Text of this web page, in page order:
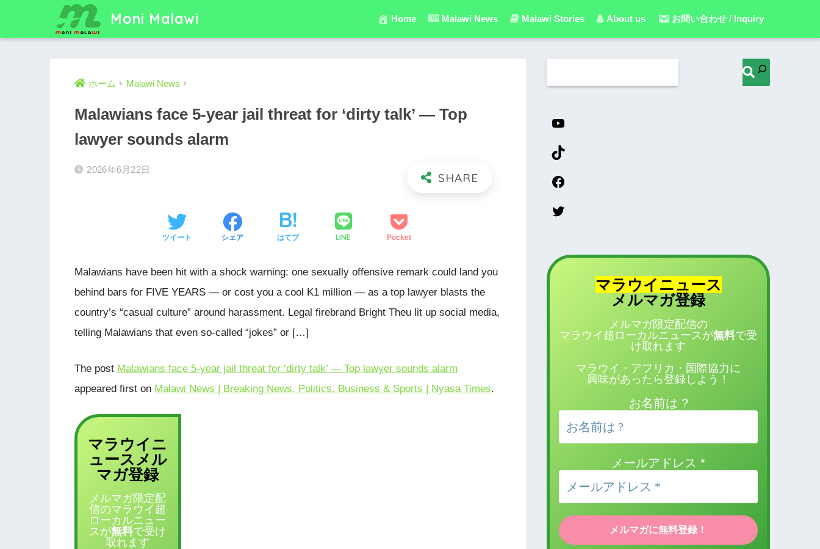
Moni Malawi Home Malawi News Malawi Stories About us お問い合わせ / Inquiry
ホーム Malawi News
Malawians face 5-year jail threat for ‘dirty talk’ — Top
lawyer sounds alarm
2026年6月22日
ツイート シェア はてブ LINE Pocket
Malawians have been hit with a shock warning: one sexually offensive remark could land you
behind bars for FIVE YEARS — or cost you a cool K1 million — as a top lawyer blasts the
country’s “casual culture” around harassment. Legal firebrand Bright Theu lit up social media,
telling Malawians that even so‑called “jokes” or […]
The post Malawians face 5-year jail threat for ‘dirty talk’ — Top lawyer sounds alarm
appeared first on Malawi News | Breaking News, Politics, Business & Sports | Nyasa Times.
マラウイニ
ュース メル
マガ登録
メルマガ限定配
信のマラウイ超
ローカルニュー
スが無料で受け
取れます
マラウイニュース
メルマガ登録
メルマガ限定配信の
マラウイ超ローカルニュースが無料で受
け取れます
マラウイ・アフリカ・国際協力に
興味があったら登録しよう！
お名前は ?
メールアドレス*